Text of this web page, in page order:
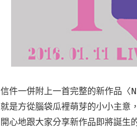
信件一併附上一首完整的新作品〈
就是方從腦袋瓜裡萌芽的小小主意
開心地跟大家分享新作品即將誕生